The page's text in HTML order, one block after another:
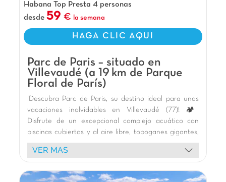
Habana Top Presta 4 personas
desde 59 la semana
HAGA CLIC AQUI
Parc de Paris – situado en
Villevaudé (a 19 km de Parque
Floral de París)
¡Descubra Parc de Paris, su destino ideal para unas
vacaciones inolvidables en Villevaudé (77)! 🏕️
Disfrute de un excepcional complejo acuático con
piscinas cubiertas y al aire libre, toboganes gigantes,
río lento y juegos acuáticos para todas las edades. 🏊‍♀️
Nuestros modernos y cómodos bungalows, algunos
🌿 Los niños se divertirán en los parques infantiles, en
VER MAS